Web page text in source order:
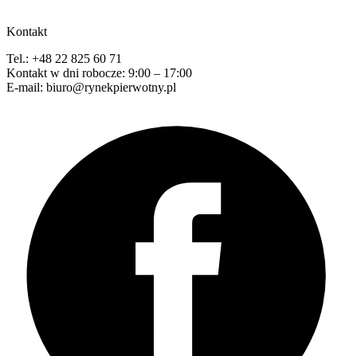
Kontakt
Tel.: +48 22 825 60 71
Kontakt w dni robocze: 9:00 – 17:00
E-mail: biuro@rynekpierwotny.pl